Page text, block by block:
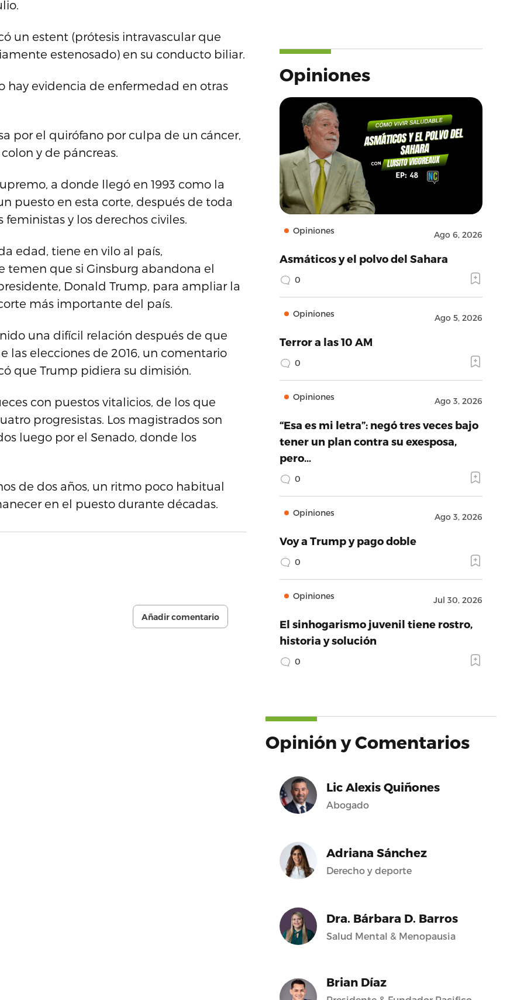
un estent (prótesis intravascular que
estenosado) en su conducto biliar.
hay evidencia de enfermedad en otras
por el quirófano por culpa de un cáncer,
y de páncreas.
a donde llegó en 1993 como la
puesto en esta corte, después de toda
y los derechos civiles.
edad, tiene en vilo al país,
temen que si Ginsburg abandona el
Donald Trump, para ampliar la
más importante del país.
una difícil relación después de que
las elecciones de 2016, un comentario
que Trump pidiera su dimisión.
con puestos vitalicios, de los que
progresistas. Los magistrados son
luego por el Senado, donde los
de dos años, un ritmo poco habitual
en el puesto durante décadas.
Añadir comentario
Opiniones
Opiniones Ago 6, 2026
Asmáticos y el polvo del Sahara
0
Opiniones Ago 5, 2026
Terror a las 10 AM
0
Opiniones Ago 3, 2026
“Esa es mi letra”: negó tres veces bajo
tener un plan contra su exesposa,
pero…
0
Opiniones Ago 3, 2026
Voy a Trump y pago doble
0
Opiniones Jul 30, 2026
El sinhogarismo juvenil tiene rostro,
historia y solución
0
Opinión y Comentarios
Lic Alexis Quiñones
Abogado
Adriana Sánchez
Derecho y deporte
Dra. Bárbara D. Barros
Salud Mental & Menopausia
Brian Díaz